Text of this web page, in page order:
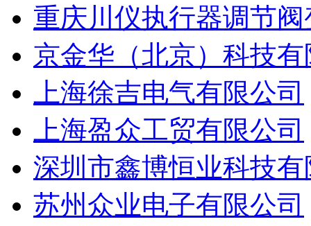
重庆川仪执行器调节
京金华（北京）科技
上海徐吉电气有限公司
上海盈众工贸有限公司
深圳市鑫博恒业科技
苏州众业电子有限公司